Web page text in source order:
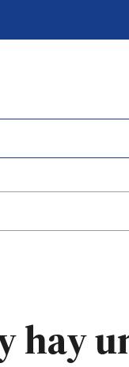
hay